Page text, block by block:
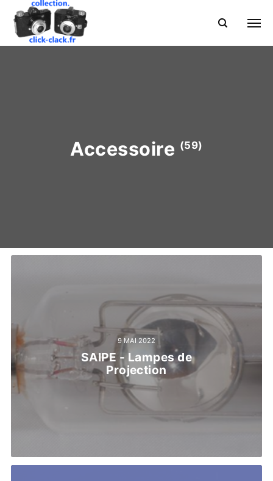
Accessoire (59)
9 MAI 2022
SAIPE - Lampes de
Projection